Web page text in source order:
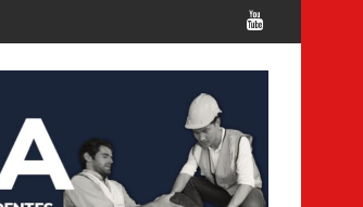
Italia confirma la muerte de 7 nacionales